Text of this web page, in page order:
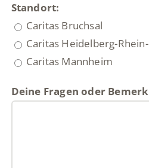
Standort:
Caritas Bruchsal
Caritas Heidelberg-
Caritas Mannheim
Deine Fragen oder